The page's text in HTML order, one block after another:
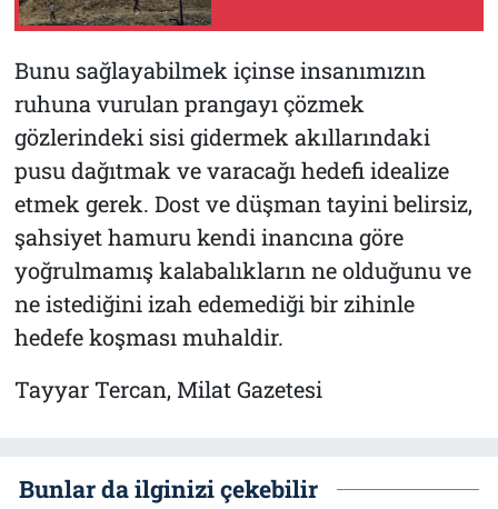
Bunu sağlayabilmek içinse insanımızın
ruhuna vurulan prangayı çözmek
gözlerindeki sisi gidermek akıllarındaki
pusu dağıtmak ve varacağı hedefi idealize
etmek gerek. Dost ve düşman tayini belirsiz,
şahsiyet hamuru kendi inancına göre
yoğrulmamış kalabalıkların ne olduğunu ve
ne istediğini izah edemediği bir zihinle
hedefe koşması muhaldir.
Tayyar Tercan, Milat Gazetesi
Bunlar da ilginizi çekebilir